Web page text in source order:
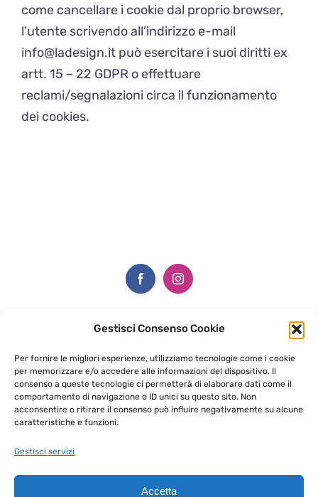
Gestisci Consenso Cookie
Per fornire le migliori esperienze, utilizziamo tecnologie come i cookie
per memorizzare e/o accedere alle informazioni del dispositivo. Il
consenso a queste tecnologie ci permetterà di elaborare dati come il
comportamento di navigazione o ID unici su questo sito. Non
acconsentire o ritirare il consenso può influire negativamente su alcune
caratteristiche e funzioni.
Gestisci servizi
Accetta
come cancellare i cookie dal proprio browser,
l’utente scrivendo all’indirizzo e-mail
info@ladesign.it può esercitare i suoi diritti ex
artt. 15 – 22 GDPR o effettuare
reclami/segnalazioni circa il funzionamento
dei cookies.
23811 Ballabio LC
Cell. +39 350 154 8332
info@edicolacreativa.it